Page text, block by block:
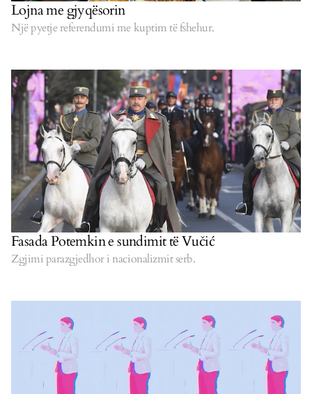
Lojna me gjyqësorin
Një pyetje referendumi me kuptim të fshehur.
Fasada Potemkin e sundimit të Vučić
Zgjimi parazgjedhor i nacionalizmit serb.